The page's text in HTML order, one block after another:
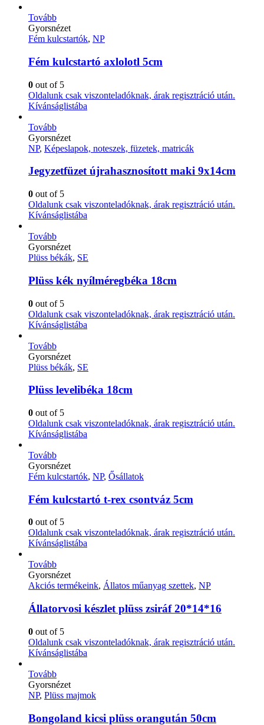
Tovább
Gyorsnézet
Fém kulcstartók, NP
Fém kulcstartó axlolotl 5cm
0 out of 5
Oldalunk csak viszonteladóknak, árak regisztráció után.
Kívánságlistába
Tovább
Gyorsnézet
NP, Képeslapok, noteszek, füzetek, matricák
Jegyzetfüzet újrahasznosított maki 9x14cm
0 out of 5
Oldalunk csak viszonteladóknak, árak regisztráció után.
Kívánságlistába
Tovább
Gyorsnézet
Plüss békák, SE
Plüss kék nyílméregbéka 18cm
0 out of 5
Oldalunk csak viszonteladóknak, árak regisztráció után.
Kívánságlistába
Tovább
Gyorsnézet
Plüss békák, SE
Plüss levelibéka 18cm
0 out of 5
Oldalunk csak viszonteladóknak, árak regisztráció után.
Kívánságlistába
Tovább
Gyorsnézet
Fém kulcstartók, NP, Ősállatok
Fém kulcstartó t-rex csontváz 5cm
0 out of 5
Oldalunk csak viszonteladóknak, árak regisztráció után.
Kívánságlistába
Tovább
Gyorsnézet
Akciós termékeink, Állatos műanyag szettek, NP
Állatorvosi készlet plüss zsiráf 20*14*16
0 out of 5
Oldalunk csak viszonteladóknak, árak regisztráció után.
Kívánságlistába
Tovább
Gyorsnézet
NP, Plüss majmok
Bongoland kicsi plüss orangután 50cm